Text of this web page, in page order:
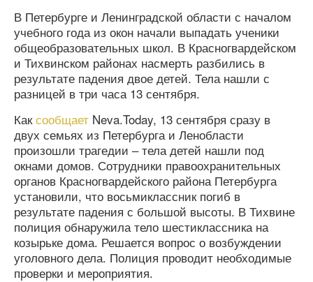
В Петербурге и Ленинградской области с началом
учебного года из окон начали выпадать ученики
общеобразовательных школ. В Красногвардейском
и Тихвинском районах насмерть разбились в
результате падения двое детей. Тела нашли с
разницей в три часа 13 сентября.
Каксообщает Neva.Today, 13 сентября сразу в
двух семьях из Петербурга и Ленобласти
произошли трагедии – тела детей нашли под
окнами домов. Сотрудники правоохранительных
органов Красногвардейского района Петербурга
установили, что восьмиклассник погиб в
результате падения с большой высоты. В Тихвине
полиция обнаружила тело шестиклассника на
козырьке дома. Решается вопрос о возбуждении
уголовного дела. Полиция проводит необходимые
проверки и мероприятия.